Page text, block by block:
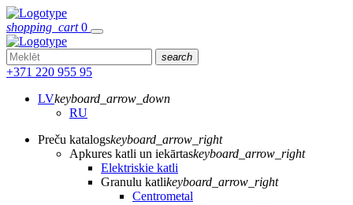
shopping_cart 0
search
+371 220 955 95
LVkeyboard_arrow_down
RU
Preču katalogskeyboard_arrow_right
Apkures katli un iekārtaskeyboard_arrow_right
Elektriskie katli
Granulu katlikeyboard_arrow_right
Centrometal